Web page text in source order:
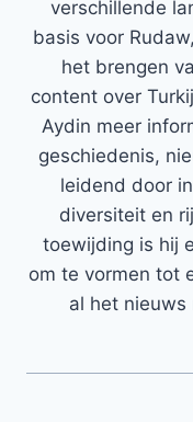
verschillende
basis voor
het brengen
content over
Aydin meer
geschiedenis,
leidend door
diversiteit en
toewijding is hij
om te vormen tot
al het nieuws